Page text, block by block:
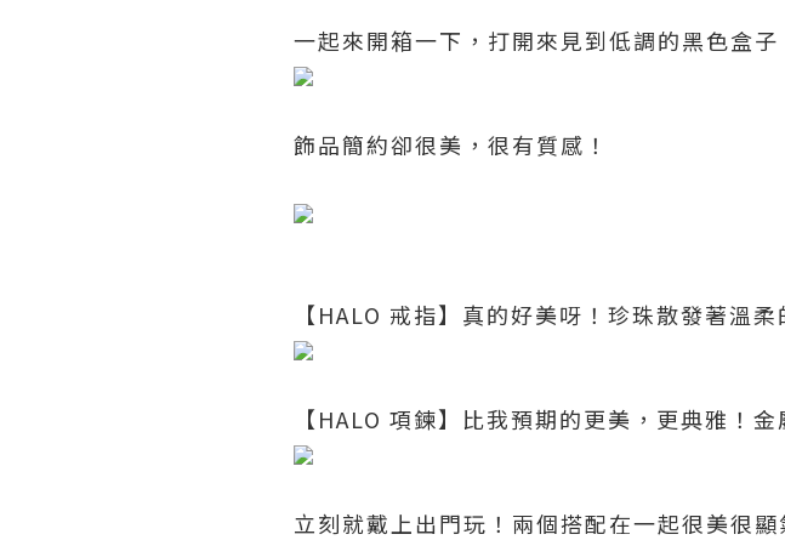
一起來開箱一下，打開來見到低調的黑色盒子
飾品簡約卻很美，很有質感！
【HALO 戒指】真的好美呀！珍珠散發著溫柔
【HALO 項鍊】比我預期的更美，更典雅！
立刻就戴上出門玩！兩個搭配在一起很美很顯